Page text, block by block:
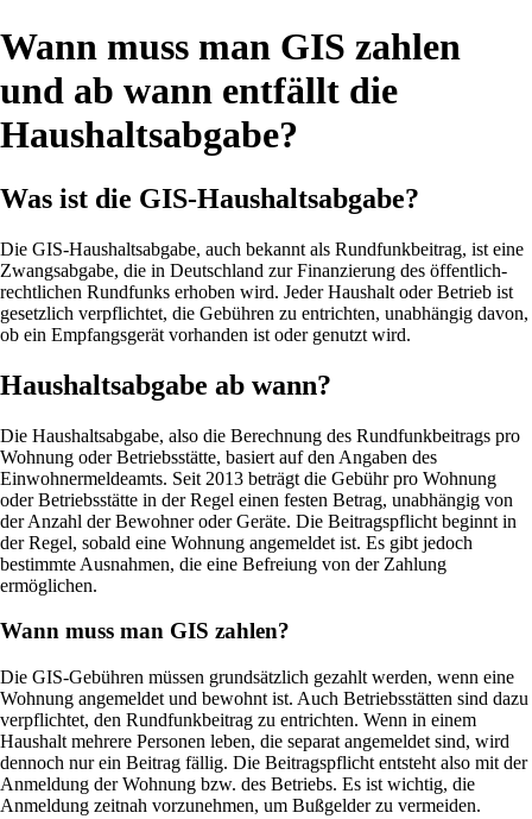
Wann muss man GIS zahlen
und ab wann entfällt die
Haushaltsabgabe?
Was ist die GIS-Haushaltsabgabe?
Die GIS-Haushaltsabgabe, auch bekannt als Rundfunkbeitrag, ist eine
Zwangsabgabe, die in Deutschland zur Finanzierung des öffentlich-
rechtlichen Rundfunks erhoben wird. Jeder Haushalt oder Betrieb ist
gesetzlich verpflichtet, die Gebühren zu entrichten, unabhängig davon,
ob ein Empfangsgerät vorhanden ist oder genutzt wird.
Haushaltsabgabe ab wann?
Die Haushaltsabgabe, also die Berechnung des Rundfunkbeitrags pro
Wohnung oder Betriebsstätte, basiert auf den Angaben des
Einwohnermeldeamts. Seit 2013 beträgt die Gebühr pro Wohnung
oder Betriebsstätte in der Regel einen festen Betrag, unabhängig von
der Anzahl der Bewohner oder Geräte. Die Beitragspflicht beginnt in
der Regel, sobald eine Wohnung angemeldet ist. Es gibt jedoch
bestimmte Ausnahmen, die eine Befreiung von der Zahlung
ermöglichen.
Wann muss man GIS zahlen?
Die GIS-Gebühren müssen grundsätzlich gezahlt werden, wenn eine
Wohnung angemeldet und bewohnt ist. Auch Betriebsstätten sind dazu
verpflichtet, den Rundfunkbeitrag zu entrichten. Wenn in einem
Haushalt mehrere Personen leben, die separat angemeldet sind, wird
dennoch nur ein Beitrag fällig. Die Beitragspflicht entsteht also mit der
Anmeldung der Wohnung bzw. des Betriebs. Es ist wichtig, die
Anmeldung zeitnah vorzunehmen, um Bußgelder zu vermeiden.